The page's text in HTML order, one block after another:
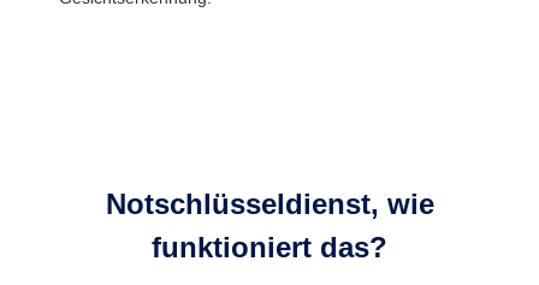
Notschlüsseldienst, wie
funktioniert das?